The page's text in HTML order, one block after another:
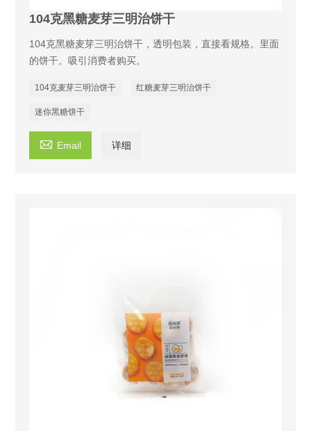
104克黑糖麦芽三明治饼干
104克黑糖麦芽三明治饼干，透明包装，直接看规格。里面
的饼干。吸引消费者购买。
104克麦芽三明治饼干 红糖麦芽三明治饼干
迷你黑糖饼干
 Email 详细